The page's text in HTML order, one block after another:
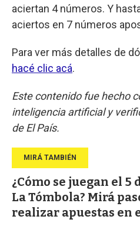
aciertan 4 números. Y
aciertos en 7 números
Para ver más detalles de
hacé clic acá.
Este contenido fue hecho
inteligencia artificial y
de El País.
¿Cómo se juegan el 5
La Tómbola? Mirá
realizar apuestas en